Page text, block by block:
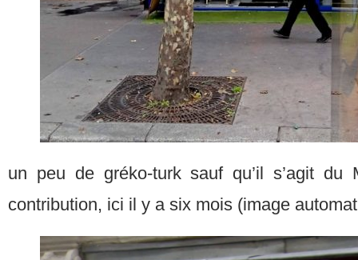
un peu de gréko-turk sauf qu’il s’agit du
contribution, ici il y a six mois (image